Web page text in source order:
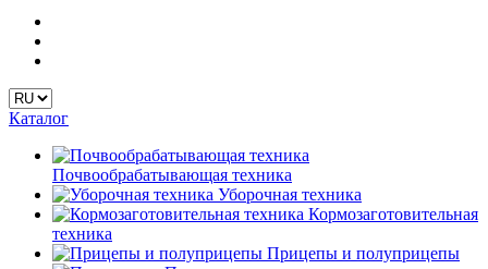
Каталог
Почвообрабатывающая техника
Уборочная техника
Кормозаготовительная
техника
Прицепы и полуприцепы